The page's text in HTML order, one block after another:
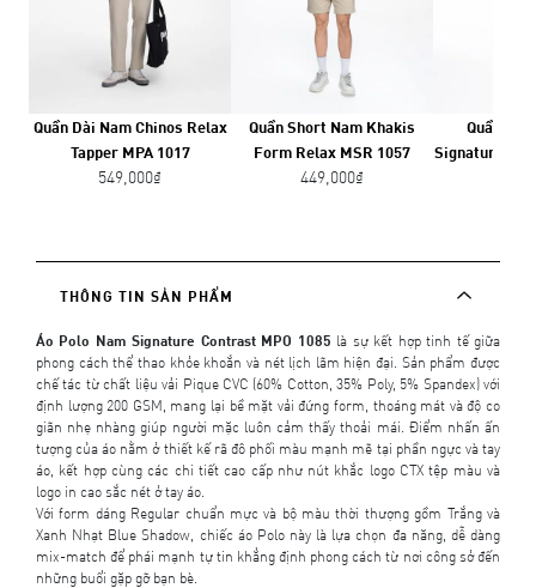
Quần Dài Nam Chinos Relax
Tapper MPA 1017
549,000₫
Quần Short Nam Khakis
Form Relax MSR 1057
449,000₫
Quần
Signature
THÔNG TIN SẢN PHẨM
Áo Polo Nam Signature Contrast MPO 1085 là sự kết hợp tinh tế giữa
phong cách thể thao khỏe khoắn và nét lịch lãm hiện đại. Sản phẩm được
chế tác từ chất liệu vải Pique CVC (60% Cotton, 35% Poly, 5% Spandex) với
định lượng 200 GSM, mang lại bề mặt vải đứng form, thoáng mát và độ co
giãn nhẹ nhàng giúp người mặc luôn cảm thấy thoải mái. Điểm nhấn ấn
tượng của áo nằm ở thiết kế rã đô phối màu mạnh mẽ tại phần ngực và tay
áo, kết hợp cùng các chi tiết cao cấp như nút khắc logo CTX tệp màu và
logo in cao sắc nét ở tay áo.
Với form dáng Regular chuẩn mực và bộ màu thời thượng gồm Trắng và
Xanh Nhạt Blue Shadow, chiếc áo Polo này là lựa chọn đa năng, dễ dàng
mix-match để phái mạnh tự tin khẳng định phong cách từ nơi công sở đến
những buổi gặp gỡ bạn bè.